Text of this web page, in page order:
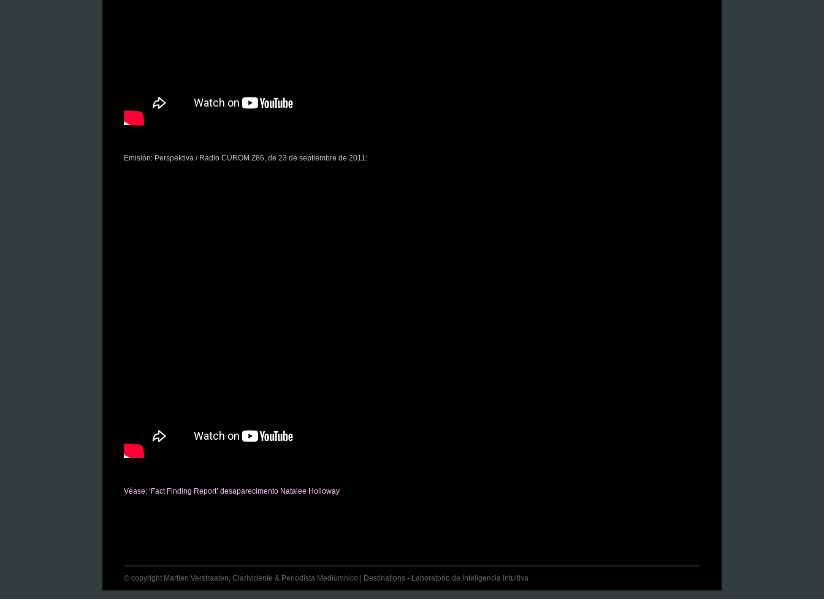
Emisión: Perspektiva / Radio CUROM Z86, de 23 de septiembre de 2011:
Véase: ‘Fact Finding Report’ desaparecimento Natalee Holloway
© copyright Martien Verstraaten, Clarividente & Periodista Mediúmnico | Destinations - Laboratorio de Inteligencia Intuitiva